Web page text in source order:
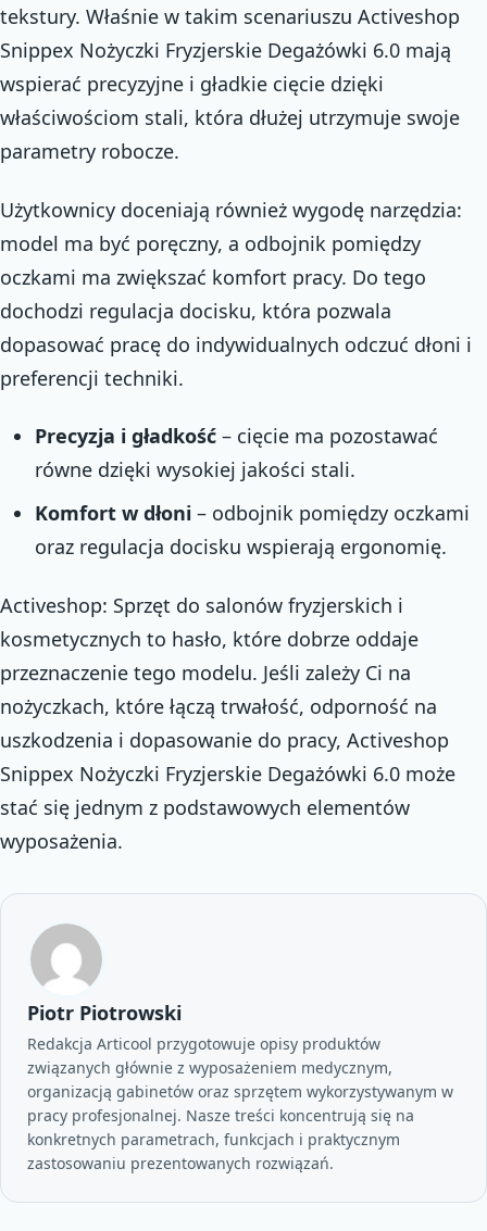
tekstury. Właśnie w takim scenariuszu Activeshop
Snippex Nożyczki Fryzjerskie Degażówki 6.0 mają
wspierać precyzyjne i gładkie cięcie dzięki
właściwościom stali, która dłużej utrzymuje swoje
parametry robocze.
Użytkownicy doceniają również wygodę narzędzia:
model ma być poręczny, a odbojnik pomiędzy
oczkami ma zwiększać komfort pracy. Do tego
dochodzi regulacja docisku, która pozwala
dopasować pracę do indywidualnych odczuć dłoni i
preferencji techniki.
Precyzja i gładkość– cięcie ma pozostawać
równe dzięki wysokiej jakości stali.
Komfort w dłoni– odbojnik pomiędzy oczkami
oraz regulacja docisku wspierają ergonomię.
Activeshop: Sprzęt do salonów fryzjerskich i
kosmetycznych to hasło, które dobrze oddaje
przeznaczenie tego modelu. Jeśli zależy Ci na
nożyczkach, które łączą trwałość, odporność na
uszkodzenia i dopasowanie do pracy, Activeshop
Snippex Nożyczki Fryzjerskie Degażówki 6.0 może
stać się jednym z podstawowych elementów
wyposażenia.
Piotr Piotrowski
Redakcja Articool przygotowuje opisy produktów
związanych głównie z wyposażeniem medycznym,
organizacją gabinetów oraz sprzętem wykorzystywanym w
pracy profesjonalnej. Nasze treści koncentrują się na
konkretnych parametrach, funkcjach i praktycznym
zastosowaniu prezentowanych rozwiązań.